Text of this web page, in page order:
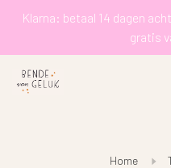
Klarna: betaal 14 dagen
gratis
Home